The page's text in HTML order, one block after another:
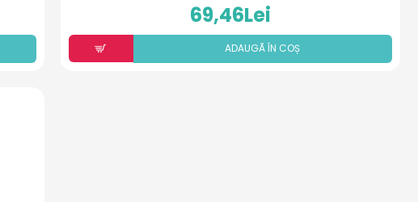
69,46Lei
ADAUGÃ ÎN COȘ